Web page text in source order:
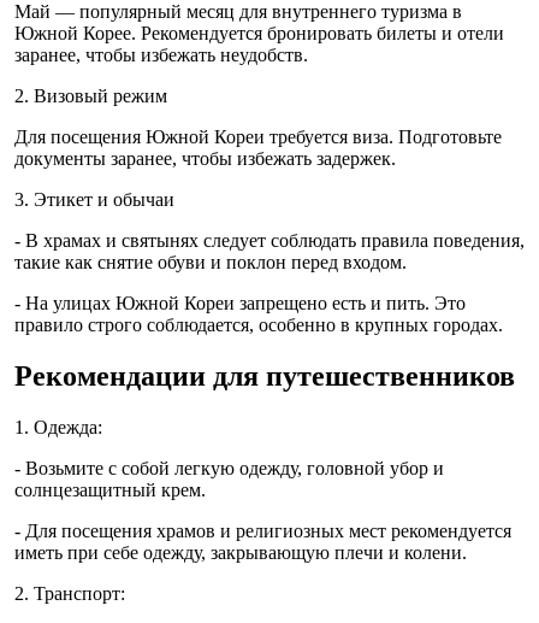
Май — популярный месяц для внутреннего туризма в
Южной Корее. Рекомендуется бронировать билеты и отели
заранее, чтобы избежать неудобств.
2. Визовый режим
Для посещения Южной Кореи требуется виза. Подготовьте
документы заранее, чтобы избежать задержек.
3. Этикет и обычаи
- В храмах и святынях следует соблюдать правила поведения,
такие как снятие обуви и поклон перед входом.
- На улицах Южной Кореи запрещено есть и пить. Это
правило строго соблюдается, особенно в крупных городах.
Рекомендации для путешественников
1. Одежда:
- Возьмите с собой легкую одежду, головной убор и
солнцезащитный крем.
- Для посещения храмов и религиозных мест рекомендуется
иметь при себе одежду, закрывающую плечи и колени.
2. Транспорт: